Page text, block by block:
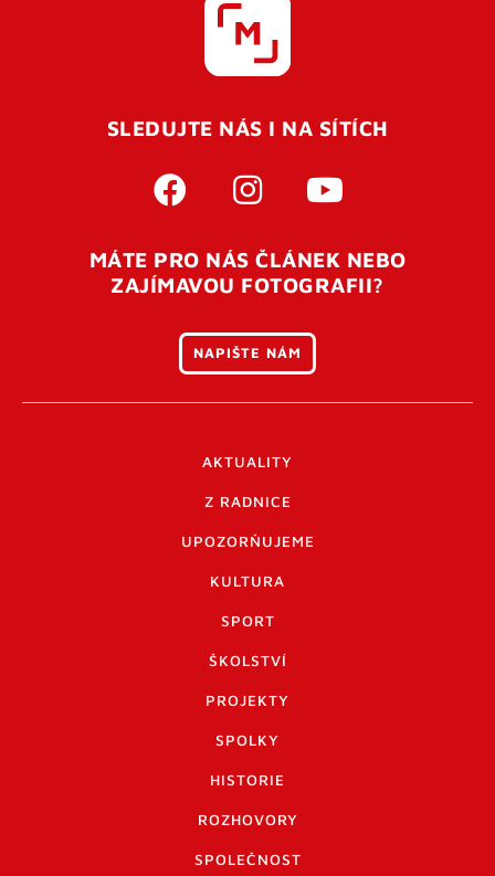
SLEDUJTE NÁS I NA SÍTÍCH
MÁTE PRO NÁS ČLÁNEK NEBO
ZAJÍMAVOU FOTOGRAFII?
NAPIŠTE NÁM
AKTUALITY
Z RADNICE
UPOZORŇUJEME
KULTURA
SPORT
ŠKOLSTVÍ
PROJEKTY
SPOLKY
HISTORIE
ROZHOVORY
SPOLEČNOST